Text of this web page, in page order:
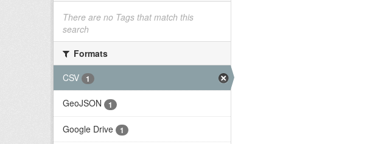
There are no Tags that match this
search
Formats
CSV
1
GeoJSON 1
Google Drive 1